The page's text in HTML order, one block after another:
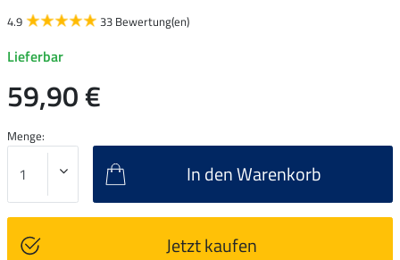
4.9 33 Bewertung(en)
Lieferbar
59,90 €
Menge:
In den Warenkorb
Jetzt kaufen